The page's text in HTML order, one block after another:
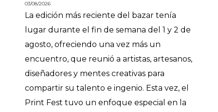
03/08/2026
La edición más reciente del bazar tenía
lugar durante el fin de semana del 1 y 2 de
agosto, ofreciendo una vez más un
encuentro, que reunió a artistas, artesanos,
diseñadores y mentes creativas para
compartir su talento e ingenio. Esta vez, el
Print Fest tuvo un enfoque especial en la